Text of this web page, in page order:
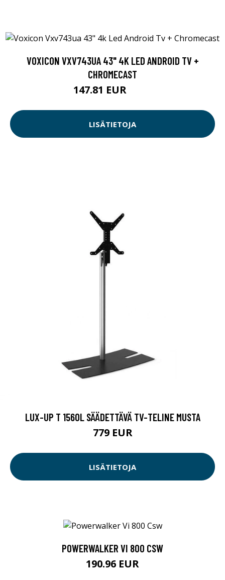
VOXICON VXV743UA 43" 4K LED ANDROID TV +
CHROMECAST
147.81 EUR
LISÄTIETOJA
LUX-UP T 1560L SÄÄDETTÄVÄ TV-TELINE MUSTA
779 EUR
LISÄTIETOJA
POWERWALKER VI 800 CSW
190.96 EUR